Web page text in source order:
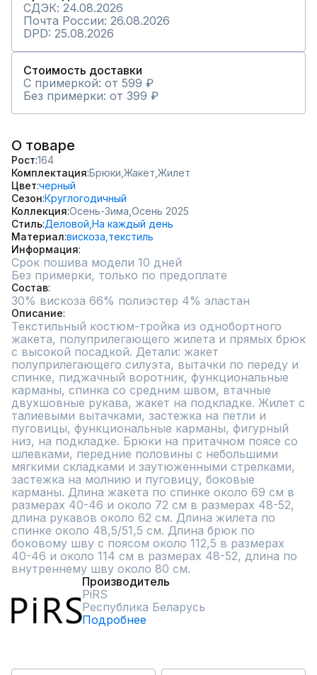
СДЭК: 24.08.2026
Почта России: 26.08.2026
DPD: 25.08.2026
Стоимость доставки
С примеркой: от 599 ₽
Без примерки: от 399 ₽
О товаре
Рост 164
Комплектация Брюки, Жакет, Жилет
Цвет черный
Сезон Круглогодичный
Коллекция Осень-Зима, Осень 2025
Стиль Деловой, На каждый день
Материал вискоза, текстиль
Информация
Срок пошива модели 10 дней
Без примерки, только по предоплате
Состав
30% вискоза 66% полиэстер 4% эластан
Описание
Текстильный костюм-тройка из однобортного
жакета, полуприлегающего жилета и прямых брюк
с высокой посадкой. Детали: жакет
полуприлегающего силуэта, вытачки по переду и
спинке, пиджачный воротник, функциональные
карманы, спинка со средним швом, втачные
двухшовные рукава, жакет на подкладке. Жилет с
талиевыми вытачками, застежка на петли и
пуговицы, функциональные карманы, фигурный
низ, на подкладке. Брюки на притачном поясе со
шлевками, передние половины с небольшими
мягкими складками и заутюженными стрелками,
застежка на молнию и пуговицу, боковые
карманы. Длина жакета по спинке около 69 см в
размерах 40-46 и около 72 см в размерах 48-52,
длина рукавов около 62 см. Длина жилета по
спинке около 48,5/51,5 см. Длина брюк по
боковому шву с поясом около 112,5 в размерах
40-46 и около 114 см в размерах 48-52, длина по
внутреннему шву около 80 см.
Производитель
PiRS
Республика Беларусь
Подробнее